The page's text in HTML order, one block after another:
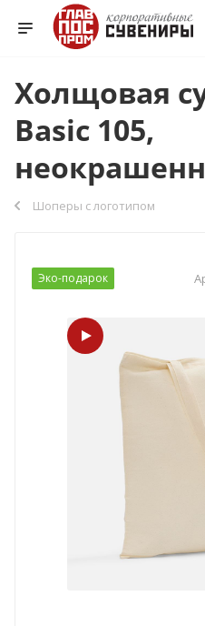
Холщовая
Basic 105,
Шоперы с логотипом
Эко-подарок